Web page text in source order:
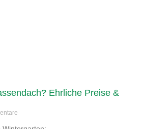
Ehrliche Preise &